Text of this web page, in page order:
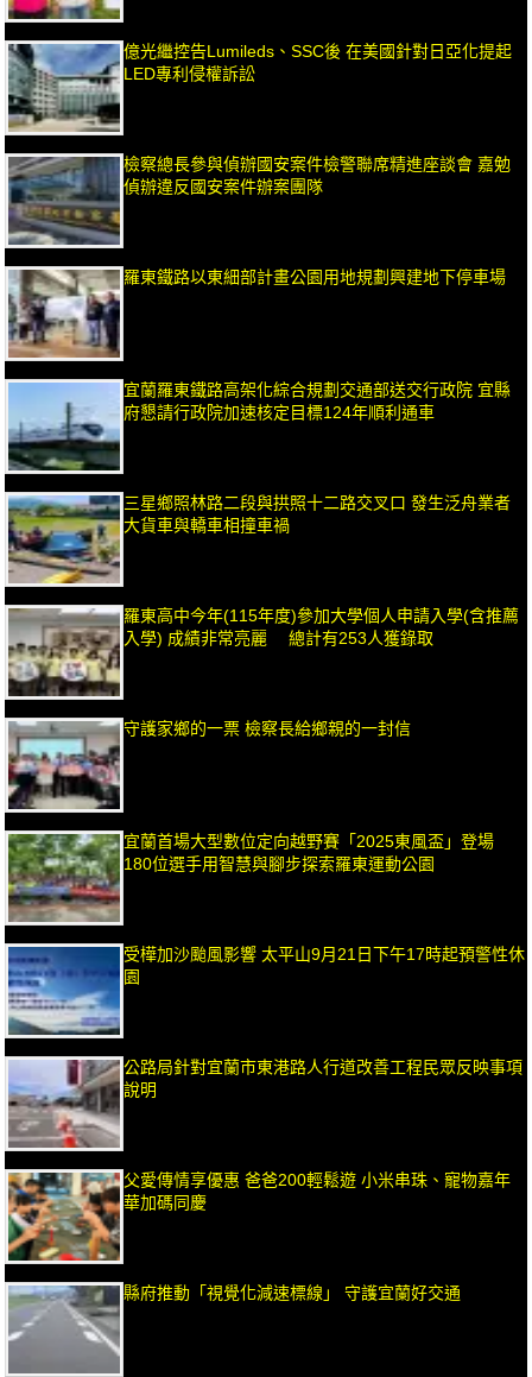
億光繼控告Lumileds、SSC後 在美國針對日亞化提起
LED專利侵權訴訟
檢察總長參與偵辦國安案件檢警聯席精進座談會 嘉勉
偵辦違反國安案件辦案團隊
羅東鐵路以東細部計畫公園用地規劃興建地下停車場
宜蘭羅東鐵路高架化綜合規劃交通部送交行政院 宜縣
府懇請行政院加速核定目標124年順利通車
三星鄉照林路二段與拱照十二路交叉口 發生泛舟業者
大貨車與轎車相撞車禍
羅東高中今年(115年度)參加大學個人申請入學(含推薦
入學) 成績非常亮麗 總計有253人獲錄取
守護家鄉的一票 檢察長給鄉親的一封信
宜蘭首場大型數位定向越野賽「2025東風盃」登場
180位選手用智慧與腳步探索羅東運動公園
受樺加沙颱風影響 太平山9月21日下午17時起預警性休
園
公路局針對宜蘭市東港路人行道改善工程民眾反映事項
說明
父愛傳情享優惠 爸爸200輕鬆遊 小米串珠、寵物嘉年
華加碼同慶
縣府推動「視覺化減速標線」 守護宜蘭好交通